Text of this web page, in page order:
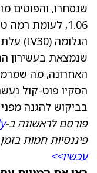
שנסחרו, והפוטים
שנמצאת בעשירון
הסקיו פוט-קול
בביקוש להגנה מפני
פורסם לראשונה ב-
פיננסיות חמות
עכשיו>>